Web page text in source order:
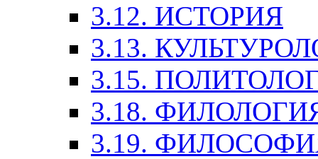
3.12. ИСТОРИЯ
3.13.
3.15.
3.18.
3.19.